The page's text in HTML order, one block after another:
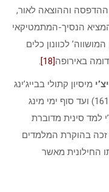
ההדפסה וההוצאה לאור,
המושווה’ לכוונון כלים
באירופה[18]
מיסיון קתולי בבייג’ינג
(1601) המיסיון פעל גם אחרי מות ריצ’י (1610) ועד סוף ימי מינג
ריצ’י למד סינית מדוברת
זכה בהוקרת המלמדים
החילונית מאשר